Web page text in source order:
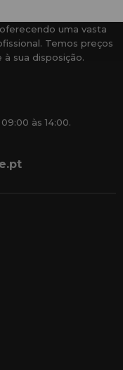
uma vasta
Temos preços
sua disposição.
às 14:00.